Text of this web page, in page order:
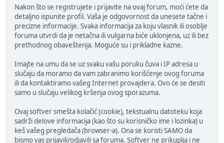
Nakon što se registrujete i prijavite na ovaj forum, moći ćete da
detaljno ispunite profil. Vaša je odgovornost da unesete tačne i
precizne informacije. Svaka informacija za koju vlasnik ili osoblje
foruma utvrdi da je netačna ili vulgarna biće uklonjena, uz ili bez
prethodnog obaveštenja. Moguće su i prikladne kazne.
Imajte na umu da se uz svaku vašu poruku čuva i IP adresa u
slučaju da moramo da vam zabranimo korišćenje ovog foruma
ili da kontaktiramo vašeg Internet provajdera. Ovo će se desiti
samo u slučaju velikog kršenja ovog sporazuma.
Ovaj softver smešta kolačić (cookie), tekstualnu datoteku koja
sadrži delove informacija (kao što su korisničko ime i lozinka) u
keš vašeg pregledača (browser-a). Ona se koristi SAMO da
bismo vas prijavili/odjavili sa foruma. Softver ne prikuplja i ne